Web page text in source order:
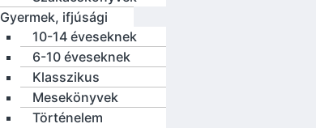
Gyermek, ifjúsági
10-14 éveseknek
6-10 éveseknek
Klasszikus
Mesekönyvek
Történelem